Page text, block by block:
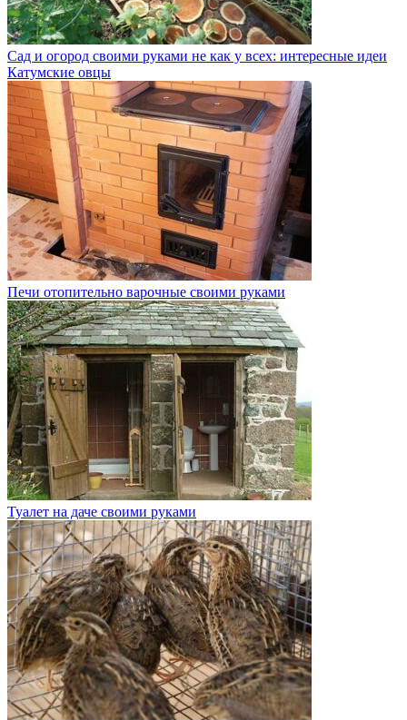
Сад и огород своими руками не как у всех: интересные идеи
Катумские овцы
Печи отопительно варочные своими руками
Туалет на даче своими руками